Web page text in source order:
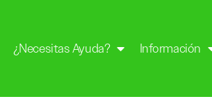
¿Necesitas Ayuda? Información